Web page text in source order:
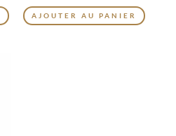
AJOUTER AU PANIER
Ce